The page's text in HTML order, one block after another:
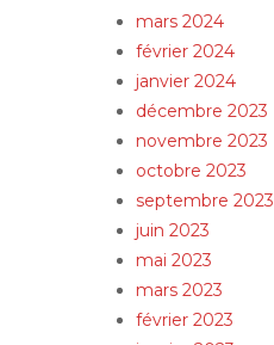
mars 2024
février 2024
janvier 2024
décembre 2023
novembre 2023
octobre 2023
septembre 2023
juin 2023
mai 2023
mars 2023
février 2023